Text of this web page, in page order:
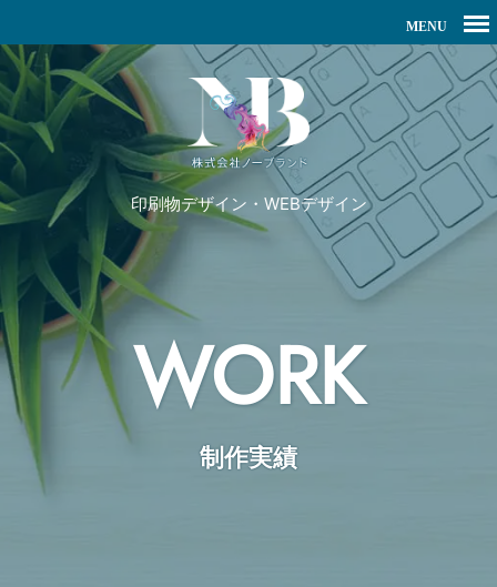
印刷物デザイン・WEBデザイン
WORK
制作実績